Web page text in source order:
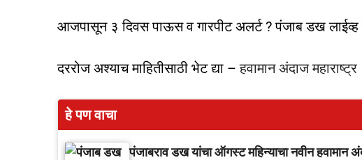
आजपासून ३ दिवस पाऊस व गारपीट अलर्ट ? पंजाब डख
दररोज अश्याच माहितीसाठी भेट द्या –हवामान अंदाज महाराष्ट्र
हे पण वाचा
पंजाबराव डख यांचा ऑगस्ट महिन्याचा नवीन हवामान